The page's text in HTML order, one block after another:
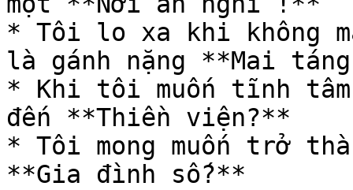
* Tôi lo xa khi không
là gánh nặng **Mai
* Khi tôi muốn tĩnh
đến **Thiền viện?**
* Tôi mong muốn trở
**Gia đình số?**